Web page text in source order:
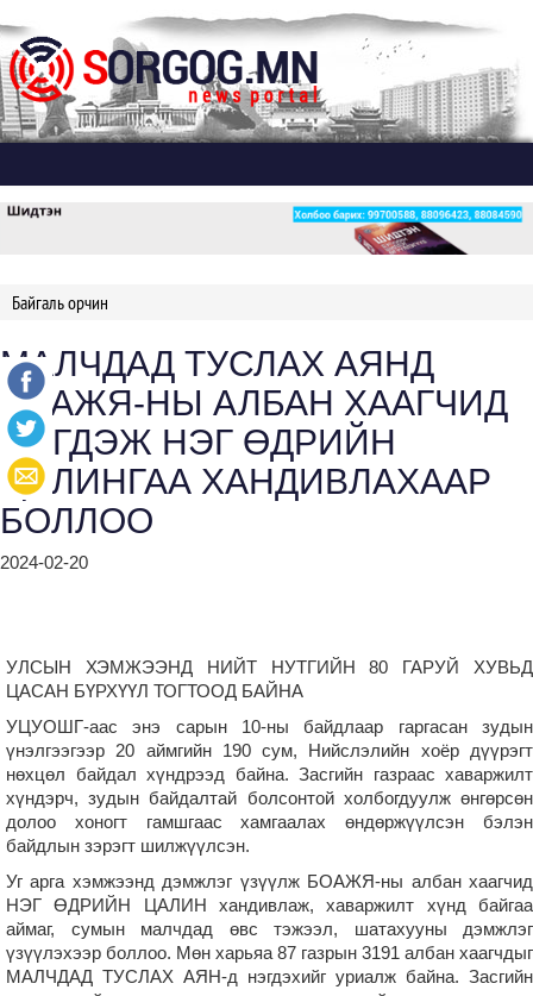
Байгаль орчин
МАЛЧДАД ТУСЛАХ АЯНД
БОАЖЯ-НЫ АЛБАН ХААГЧИД
НЭГДЭЖ НЭГ ӨДРИЙН
ЦАЛИНГАА ХАНДИВЛАХААР
БОЛЛОО
2024-02-20
УЛСЫН ХЭМЖЭЭНД НИЙТ НУТГИЙН 80 ГАРУЙ ХУВЬД
ЦАСАН БҮРХҮҮЛ ТОГТООД БАЙНА
УЦУОШГ-аас энэ сарын 10-ны байдлаар гаргасан зудын
үнэлгээгээр 20 аймгийн 190 сум, Нийслэлийн хоёр дүүрэгт
нөхцөл байдал хүндрээд байна. Засгийн газраас хаваржилт
хүндэрч, зудын байдалтай болсонтой холбогдуулж өнгөрсөн
долоо хоногт гамшгаас хамгаалах өндөржүүлсэн бэлэн
байдлын зэрэгт шилжүүлсэн.
Уг арга хэмжээнд дэмжлэг үзүүлж БОАЖЯ-ны албан хаагчид
НЭГ ӨДРИЙН ЦАЛИН хандивлаж, хаваржилт хүнд байгаа
аймаг, сумын малчдад өвс тэжээл, шатахууны дэмжлэг
үзүүлэхээр боллоо. Мөн харьяа 87 газрын 3191 албан хаагчдыг
МАЛЧДАД ТУСЛАХ АЯН-д нэгдэхийг уриалж байна. Засгийн